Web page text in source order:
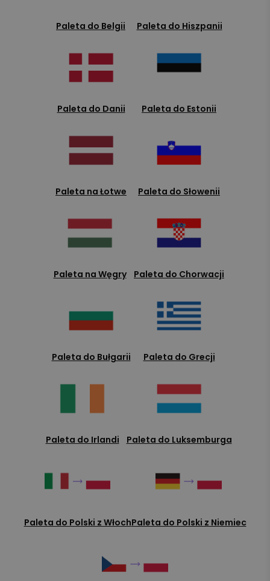
Paleta do Belgii Paleta do Hiszpanii
Paleta do Danii Paleta do Estonii
Paleta na Łotwe Paleta do Słowenii
Paleta na Węgry Paleta do Chorwacji
Paleta do Bułgarii Paleta do Grecji
Paleta do Irlandi Paleta do Luksemburga
Paleta do Polski z WłochPaleta do Polski z Niemiec